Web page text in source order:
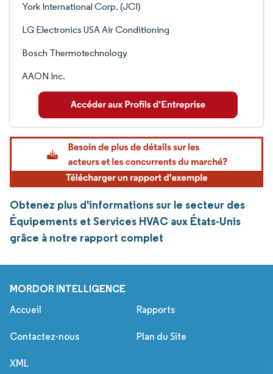
York International Corp. (JCI)
LG Electronics USA Air Conditioning
Bosch Thermotechnology
AAON Inc.
Obtenez plus d'informations sur le secteur des
Équipements et Services HVAC aux États-Unis
grâce à notre rapport complet
MORDOR INTELLIGENCE
Accueil Rapports
Contactez-nous Plan du Site
XML